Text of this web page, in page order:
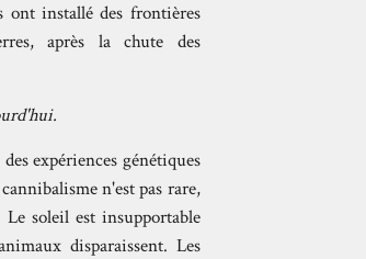
installé des frontières
après la chute des
expériences génétiques
n'est pas rare,
soleil est insupportable
disparaissent. Les